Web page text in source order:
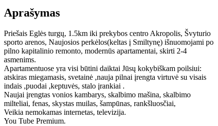
Aprašymas
Priešais Eglės turgų, 1.5km iki prekybos centro Akropolis, Švyturio
sporto arenos, Naujosios perkėlos(keltas į Smiltynę) išnuomojami po
pilno kapitalinio remonto, modernūs apartamentai, skirti 2-4
asmenims.
Apartamentuose yra visi būtini daiktai Jūsų kokybiškam poilsiui:
atskiras miegamasis, svetainė ,nauja pilnai įrengta virtuvė su visais
indais ,puodai ,keptuvės, stalo įrankiai .
Naujai įrengtas vonios kambarys, skalbimo mašina, skalbimo
milteliai, fenas, skystas muilas, šampūnas, rankšluosčiai,
Veikia nemokamas internetas, televizija.
You Tube Premium.